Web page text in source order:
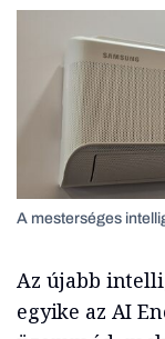
A mesterséges
Az újabb
egyike az AI